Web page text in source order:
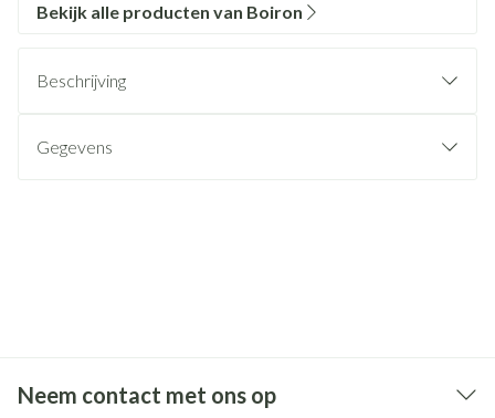
Bekijk alle producten van Boiron
Beschrijving
Gegevens
Neem contact met ons op